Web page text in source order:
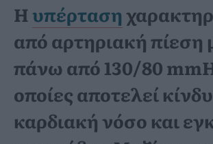
Ηυπέρταση
από αρτηριακή πίεση
πάνω από 130/80
οποίες αποτελεί
καρδιακή νόσο και